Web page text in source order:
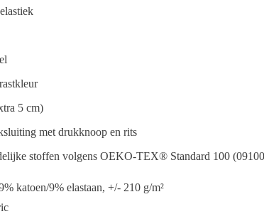
5 cm)
met drukknoop en rits
stoffen volgens OEKO-TEX® Standard 100
katoen/9% elastaan, +/- 210 g/m²